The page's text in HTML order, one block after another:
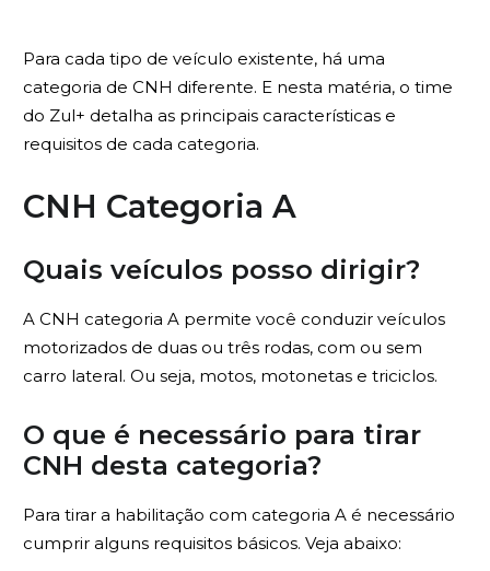
Para cada tipo de veículo existente, há uma
categoria de CNH diferente. E nesta matéria, o time
do Zul+ detalha as principais características e
requisitos de cada categoria.
CNH Categoria A
Quais veículos posso dirigir?
A CNH categoria A permite você conduzir veículos
motorizados de duas ou três rodas, com ou sem
carro lateral. Ou seja, motos, motonetas e triciclos.
O que é necessário para tirar
CNH desta categoria?
Para tirar a habilitação com categoria A é necessário
cumprir alguns requisitos básicos. Veja abaixo: